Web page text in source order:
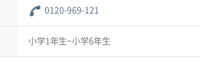
0120-969-121
小学1年生~小学6年生